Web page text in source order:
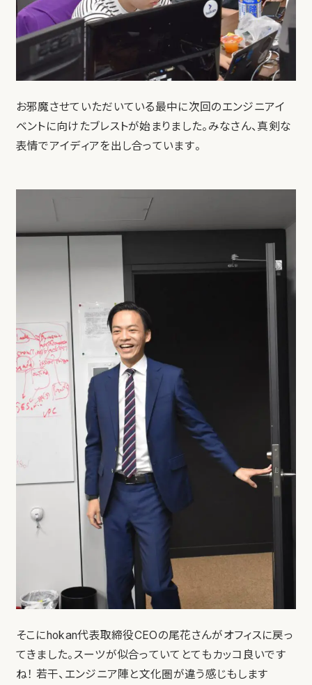
お邪魔させていただいている最中に次回のエンジニアイ
ベントに向けたブレストが始まりました。みなさん、真剣な
表情でアイディアを出し合っています。
そこにhokan代表取締役CEOの尾花さんがオフィスに戻っ
てきました。スーツが似合っていてとてもカッコ良いです
ね！ 若干、エンジニア陣と文化圏が違う感じもします